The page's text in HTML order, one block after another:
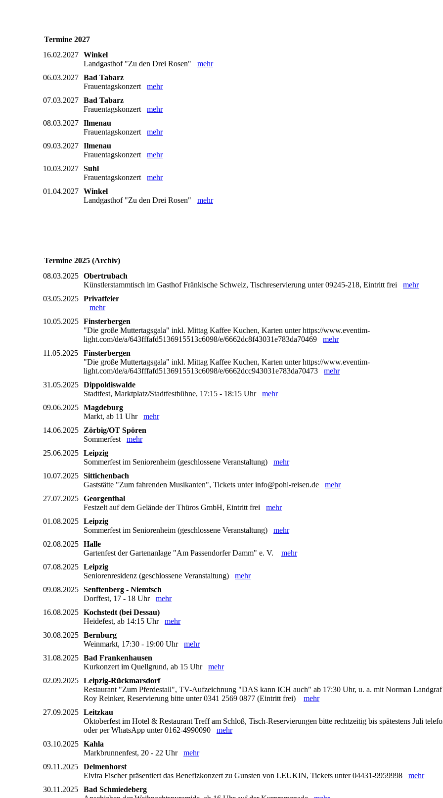
Termine 2027
16.02.2027 Winkel
Landgasthof "Zu den Drei Rosen" mehr
06.03.2027 Bad Tabarz
Frauentagskonzert mehr
07.03.2027 Bad Tabarz
Frauentagskonzert mehr
08.03.2027 Ilmenau
Frauentagskonzert mehr
09.03.2027 Ilmenau
Frauentagskonzert mehr
10.03.2027 Suhl
Frauentagskonzert mehr
01.04.2027 Winkel
Landgasthof "Zu den Drei Rosen" mehr
Termine 2025 (Archiv)
08.03.2025 Obertrubach
Künstlerstammtisch im Gasthof Fränkische Schweiz, Tischreservierung unter 09245-218, Eintritt frei mehr
03.05.2025 Privatfeier
mehr
10.05.2025 Finsterbergen
"Die große Muttertagsgala" inkl. Mittag Kaffee Kuchen, Karten unter https://www.eventim-
light.com/de/a/643fffafd5136915513c6098/e/6662dc8f43031e783da70469 mehr
11.05.2025
Finsterbergen
"Die große Muttertagsgala" inkl. Mittag Kaffee Kuchen, Karten unter https://www.eventim-
light.com/de/a/643fffafd5136915513c6098/e/6662dcc943031e783da70473 mehr
31.05.2025 Dippoldiswalde
Stadtfest, Marktplatz/Stadtfestbühne, 17:15 - 18:15 Uhr mehr
09.06.2025 Magdeburg
Markt, ab 11 Uhr mehr
14.06.2025
Zörbig/OT Spören
Sommerfest mehr
25.06.2025 Leipzig
Sommerfest im Seniorenheim (geschlossene Veranstaltung) mehr
10.07.2025 Sittichenbach
Gaststätte "Zum fahrenden Musikanten", Tickets unter info@pohl-reisen.de mehr
27.07.2025 Georgenthal
Festzelt auf dem Gelände der Thüros GmbH, Eintritt frei mehr
01.08.2025 Leipzig
Sommerfest im Seniorenheim (geschlossene Veranstaltung) mehr
02.08.2025 Halle
Gartenfest der Gartenanlage "Am Passendorfer Damm" e. V. mehr
07.08.2025 Leipzig
Seniorenresidenz (geschlossene Veranstaltung) mehr
09.08.2025 Senftenberg - Niemtsch
Dorffest, 17 - 18 Uhr mehr
16.08.2025 Kochstedt (bei Dessau)
Heidefest, ab 14:15 Uhr mehr
30.08.2025 Bernburg
Weinmarkt, 17:30 - 19:00 Uhr mehr
31.08.2025 Bad Frankenhausen
Kurkonzert im Quellgrund, ab 15 Uhr mehr
02.09.2025 Leipzig-Rückmarsdorf
Restaurant "Zum Pferdestall", TV-Aufzeichnung "DAS kann ICH auch" ab 17:30 Uhr, u. a. mit Norman
Roy Reinker, Reservierung bitte unter 0341 2569 0877 (Eintritt frei) mehr
27.09.2025 Leitzkau
Oktoberfest im Hotel & Restaurant Treff am Schloß, Tisch-Reservierungen bitte rechtzeitig bis spätestens Juli
oder per WhatsApp unter 0162-4990090 mehr
03.10.2025 Kahla
Markbrunnenfest, 20 - 22 Uhr mehr
09.11.2025
Delmenhorst
Elvira Fischer präsentiert das Benefizkonzert zu Gunsten von LEUKIN, Tickets unter 04431-9959998 mehr
30.11.2025
Bad Schmiedeberg